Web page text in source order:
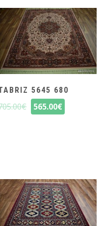
5645 680
€ 565.00€